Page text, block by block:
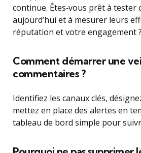
continue. Êtes‑vous prêt à tester
aujourd’hui et à mesurer leurs
réputation et votre engagement ?
Comment démarrer une
commentaires ?
Identifiez les canaux clés,
mettez en place des alertes en
tableau de bord simple pour